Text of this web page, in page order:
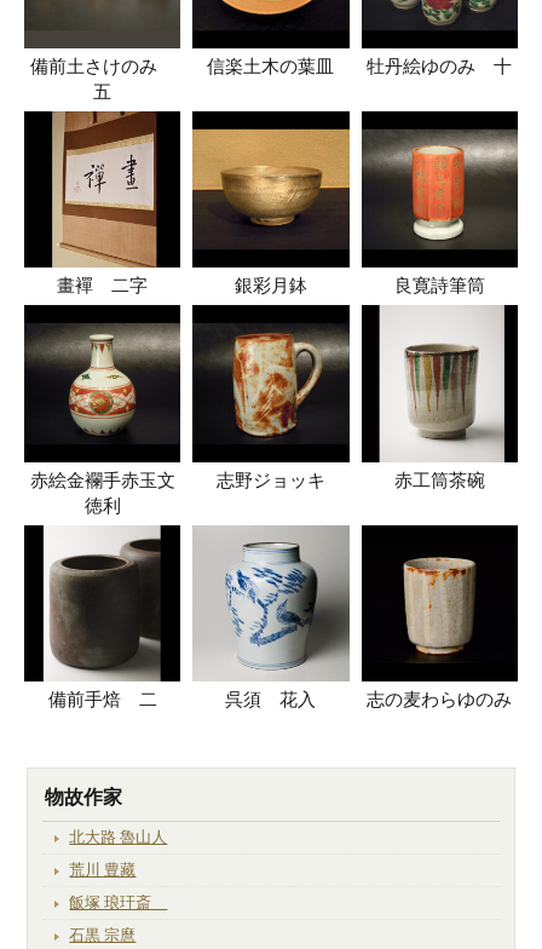
備前土さけのみ
五
信楽土木の葉皿 牡丹絵ゆのみ 十
畫襌 二字 銀彩月鉢 良寛詩筆筒
赤絵金襴手赤玉文
徳利
志野ジョッキ 赤工筒茶碗
備前手焙 二 呉須 花入 志の麦わらゆのみ
物故作家
北大路 魯山人
荒川 豊藏
飯塚 琅玕斎
石黒 宗麿